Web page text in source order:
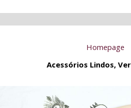
Homepage
Acessórios Lindos,